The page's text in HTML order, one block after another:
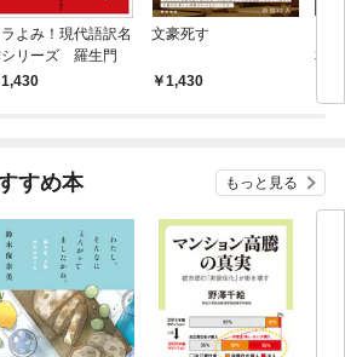
ラよみ！現代語訳名
リーズ 羅生門
1,430
文豪死す
1,430
本
すめ本 もっと見る